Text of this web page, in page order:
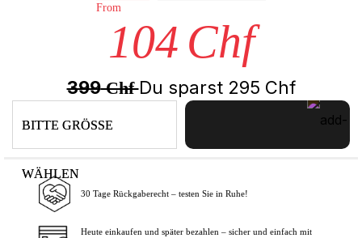
From
104 Chf
399ChfDu sparst 295 Chf
BITTE GRÖSSE
WÄHLEN
In den Warenkorb
30 Tage Rückgaberecht – testen Sie in Ruhe!
Heute einkaufen und später bezahlen – sicher und einfach mit